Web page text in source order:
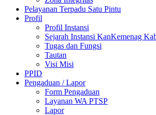
Pelayanan Terpadu Satu Pintu
Profil
Profil Instansi
Sejarah Instansi KanKemenag
Tugas dan Fungsi
Tautan
Visi Misi
PPID
Pengaduan / Lapor
Form Pengaduan
Layanan WA PTSP
Lapor